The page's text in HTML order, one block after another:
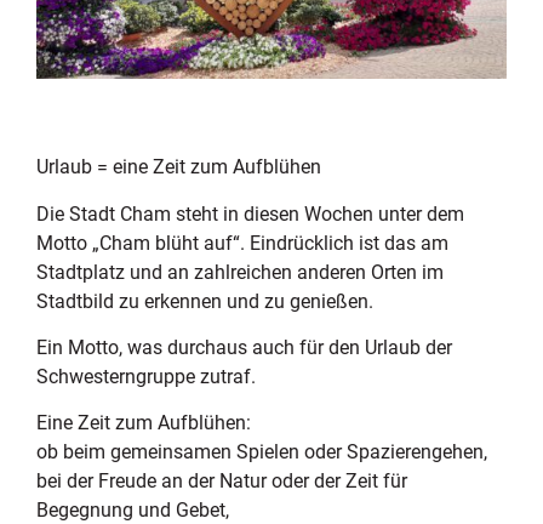
Urlaub = eine Zeit zum Aufblühen
Die Stadt Cham steht in diesen Wochen unter dem
Motto „Cham blüht auf“. Eindrücklich ist das am
Stadtplatz und an zahlreichen anderen Orten im
Stadtbild zu erkennen und zu genießen.
Ein Motto, was durchaus auch für den Urlaub der
Schwesterngruppe zutraf.
Eine Zeit zum Aufblühen:
ob beim gemeinsamen Spielen oder Spazierengehen,
bei der Freude an der Natur oder der Zeit für
Begegnung und Gebet,